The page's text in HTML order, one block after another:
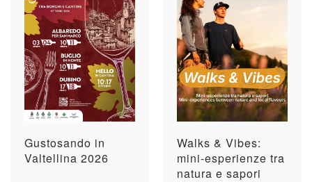
Gustosando in
Valtellina 2026
Walks & Vibes:
mini-esperienze tra
natura e sapori